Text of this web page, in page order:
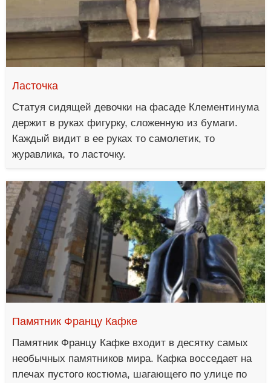
Ласточка
Статуя сидящей девочки на фасаде Клементинума
держит в руках фигурку, сложенную из бумаги.
Каждый видит в ее руках то самолетик, то
журавлика, то ласточку.
Памятник Францу Кафке
Памятник Францу Кафке входит в десятку самых
необычных памятников мира. Кафка восседает на
плечах пустого костюма, шагающего по улице по